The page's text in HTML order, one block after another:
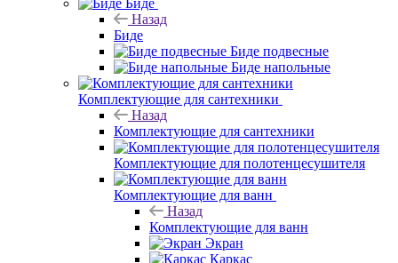
Биде
Назад
Биде
Биде подвесные
Биде напольные
Комплектующие для сантехники
Назад
Комплектующие для сантехники
Комплектующие для полотенцесушителя
Комплектующие для ванн
Назад
Комплектующие для ванн
Экран
Каркас